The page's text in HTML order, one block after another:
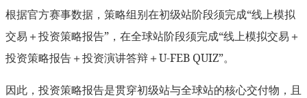
根据官方赛事数据，策略组别在初级站阶段须完成“线上模拟
交易＋投资策略报告”，在全球站阶段须完成“线上模拟交易＋
投资策略报告＋投资演讲答辩＋U-FEB QUIZ”。
因此，投资策略报告是贯穿初级站与全球站的核心交付物，且